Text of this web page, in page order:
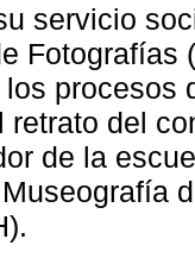
servicio
Fotografías
procesos
retrato del
de la